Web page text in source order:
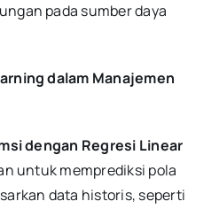
pada sumber daya
dalam Manajemen
dengan Regresi Linear
untuk memprediksi pola
data historis, seperti